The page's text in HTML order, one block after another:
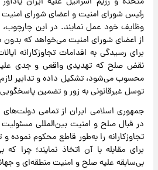
رئیس شورای امنیت و اعضای شورای امنیت
وظایف خود عمل نمایند. در این چارچوب،
از اعضای شورای امنیت می‌خواهد که
برای رسیدگی به اقدامات تجاوزکارانه
نقض صلح که تهدیدی واقعی و جدی
محسوب می‌شود، تشکیل داده و تدابیر
توسل غیرقانونی به زور و تضمین پاسخگویی
جمهوری اسلامی ایران از تمامی
در قبال صلح و امنیت بین‌المللی
تجاوزکارانه را به‌طور قاطع محکوم نموده
برای مقابله با آن اتخاذ نمایند؛ چرا
بی‌سابقه علیه صلح و امنیت منطقه‌ای و